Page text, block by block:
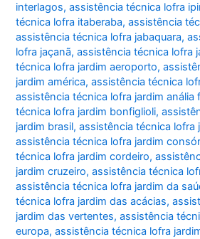
interlagos,assistência técnica lofra
técnica lofra itaberaba,assistência
assistência técnica lofra jabaquara,
lofra jaçanã,assistência técnica lofra
técnica lofra jardim aeroporto,
jardim américa,assistência técnica
assistência técnica lofra jardim anália
técnica lofra jardim bonfiglioli,
jardim brasil,assistência técnica lofra
assistência técnica lofra jardim
técnica lofra jardim cordeiro,
jardim cruzeiro,assistência técnica
assistência técnica lofra jardim da
técnica lofra jardim das acácias,
jardim das vertentes,assistência
europa,assistência técnica lofra